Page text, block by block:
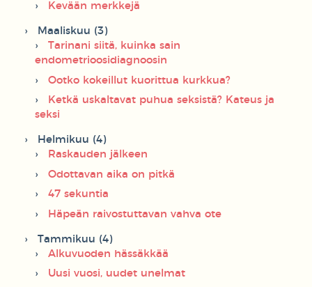
Kevään merkkejä
Maaliskuu (3)
Tarinani siitä, kuinka sain
endometrioosidiagnoosin
Ootko kokeillut kuorittua kurkkua?
Ketkä uskaltavat puhua seksistä? Kateus ja
seksi
Helmikuu (4)
Raskauden jälkeen
Odottavan aika on pitkä
47 sekuntia
Häpeän raivostuttavan vahva ote
Tammikuu (4)
Alkuvuoden hässäkkää
Uusi vuosi, uudet unelmat